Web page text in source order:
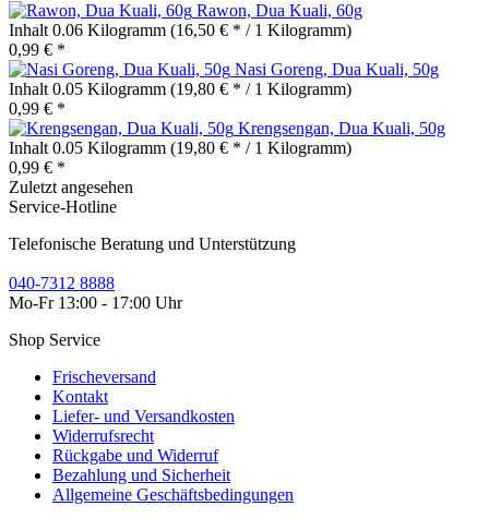
Rawon, Dua Kuali, 60g
Inhalt 0.06 Kilogramm (16,50 € * / 1 Kilogramm)
0,99 € *
Nasi Goreng, Dua Kuali, 50g
Inhalt 0.05 Kilogramm (19,80 € * / 1 Kilogramm)
0,99 € *
Krengsengan, Dua Kuali, 50g
Inhalt 0.05 Kilogramm (19,80 € * / 1 Kilogramm)
0,99 € *
Zuletzt angesehen
Service-Hotline
Telefonische Beratung und Unterstützung
040-7312 8888
Mo-Fr 13:00 - 17:00 Uhr
Shop Service
Frischeversand
Kontakt
Liefer- und Versandkosten
Widerrufsrecht
Rückgabe und Widerruf
Bezahlung und Sicherheit
Allgemeine Geschäftsbedingungen